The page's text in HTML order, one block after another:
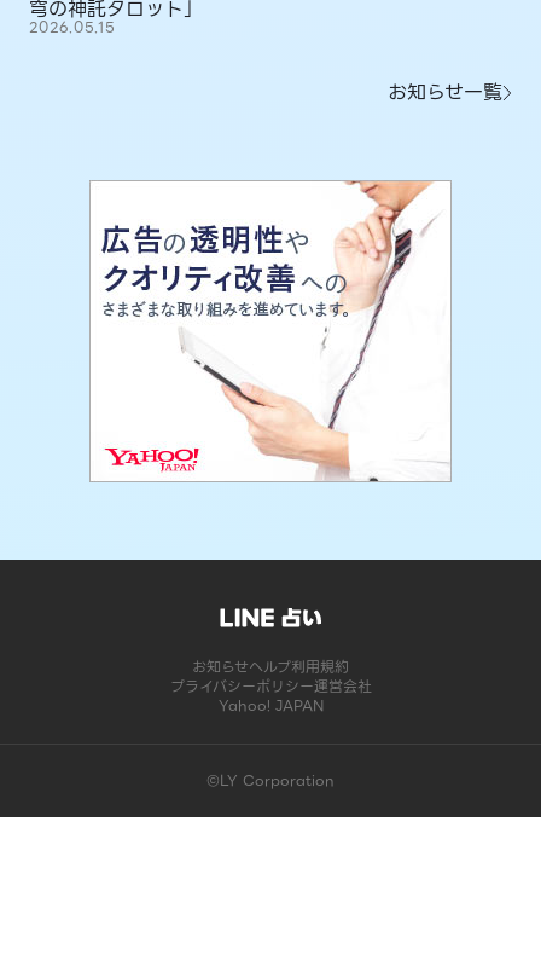
穹の神託タロット」
2026.05.15
お知らせ一覧
お知らせヘルプ利用規約
プライバシーポリシー運営会社
Yahoo! JAPAN
©LY Corporation
このコンテンツは掲載が終了しました | LINE占い